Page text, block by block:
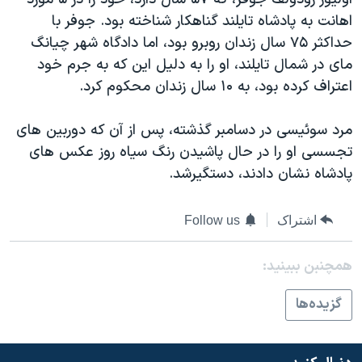
فرهنگ و زندگی
حقوق شهروندی
اقتصادی
اسرائیل در جنگ
گالری عکس
مستندها
انتخابات ریاست جمهوری آمریکا ۲۰۲۴
حمله جمهوری اسلامی به اسرائیل
ورزش زنان در ایران
اعتراضات زن، زندگی، آزادی
تریبونال مردمی آبان ۹۸
چهل سال گروگان‌گیری
قانون شفافیت دارائی کادر رهبری ایران
دنبال کنید
زبانهای مختلف
اهانت به پادشاه تایلند گناهکار شناخته بود. جوفر با
حداکثر ۷۵ سال زندان روبرو بود، اما دادگاه شهر چیانگ
مای در شمال تایلند، او را به دلیل این که به جرم خود
اعتراف کرده بود، به ۱۰ سال زندان محکوم کرد.
مرد سوئیسی در دسامبر گذشته، پس از آن که دوربین های
تجسسی او را در حال پاشیدن رنگ سیاه روز عکس های
پادشاه نشان دادند، دستگیرشد.
اشتراک Follow us
همچنبن ببینید:
گزيده‌ها